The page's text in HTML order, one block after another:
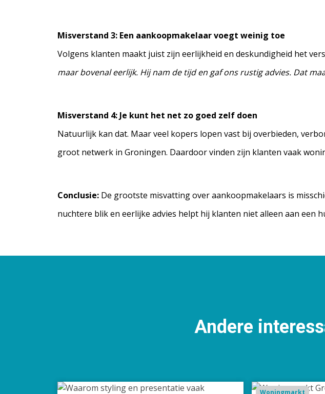
Misverstand 3: Een aankoopmakelaar voegt weinig toe
Volgens klanten maakt juist zijn eerlijkheid en deskundigheid het
maar bovenal eerlijk. Hij nam de tijd en gaf ons rustig advies. Dat
Misverstand 4: Je kunt het net zo goed zelf doen
Natuurlijk kan dat. Maar veel kopers lopen vast bij overbieden,
groot netwerk in Groningen. Daardoor vinden zijn klanten vaak
Conclusie: De grootste misvatting over aankoopmakelaars is
nuchtere blik en eerlijke advies helpt hij klanten niet alleen aan een
Andere
Waarom
Woningmarkt
Woningmarkt